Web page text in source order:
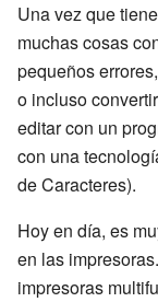
Una vez que
muchas cosas
pequeños
o incluso
editar con un
con una
de Caracteres).
Hoy en día, es
en las
impresoras